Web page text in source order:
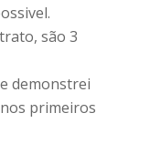
são 3
demonstrei
primeiros